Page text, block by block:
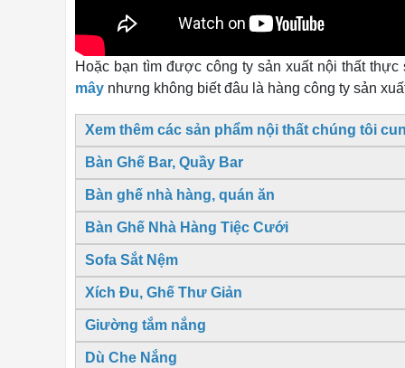
Hoặc bạn tìm được công ty sản xuất nội thất
mây nhưng không biết đâu là hàng công ty sản
Xem thêm các sản phẩm nội thất chúng tôi
Bàn Ghế Bar, Quầy Bar
Bàn ghế nhà hàng, quán ăn
Bàn Ghế Nhà Hàng Tiệc Cưới
Sofa Sắt Nệm
Xích Đu, Ghế Thư Giản
Giường tắm nắng
Dù Che Nắng